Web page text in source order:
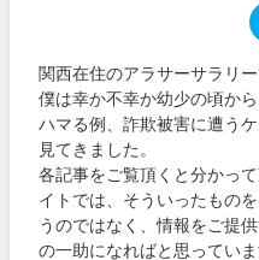
関西在住のアラサーサラリー
僕は幸か不幸か幼少の頃か
ハマる例、詐欺被害に遭う
見てきました。
各記事をご覧頂くと分かっ
イトでは、そういったもの
うのではなく、情報をご提
の一助になればと思っていま